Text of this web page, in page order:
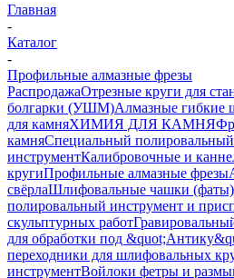
Главная
-
Каталог
-
Профильные алмазные фрезы
РаспродажаОтрезные круги для
болгарки (УШМ)Алмазные гибкие
для камняХИМИЯ ДЛЯ КАМНЯ
камняСпециальный
инструментКалибровочные и
кругиПрофильные алмазные фрезы
свёрлаШлифовальные чашки (фаты)
полировальный инструмент и
скульптурных работ
для обработки под
переходники для шлифовальных
инструментВойлоки фетры и